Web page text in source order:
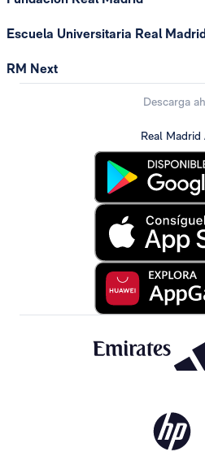
Escuela Universitaria Real
RM Next
Descarga
Real Madrid